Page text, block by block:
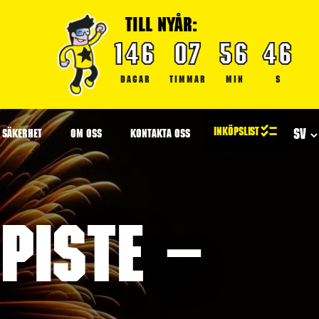
TILL NYÅR:
146
DAGAR
07
TIMMAR
56
MIN
45
S
SÄKERHET OM OSS KONTAKTA OSS
–